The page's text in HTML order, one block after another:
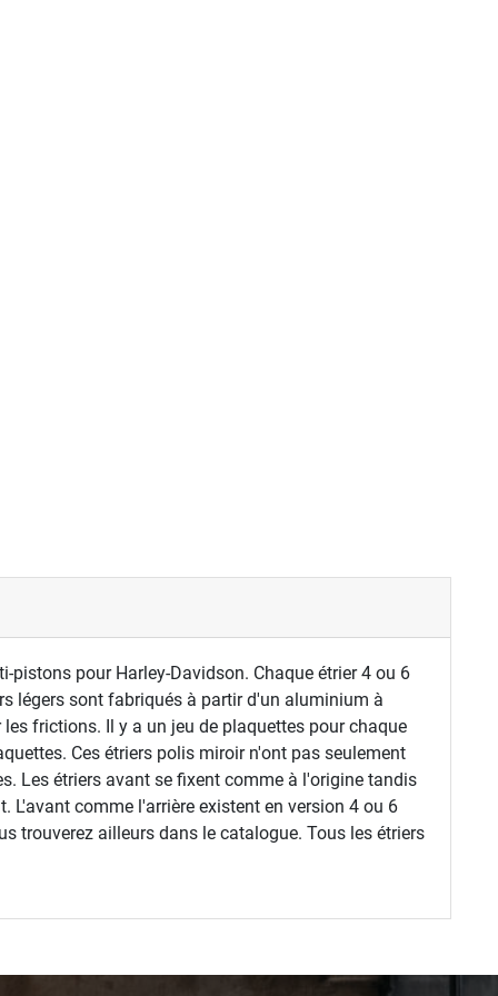
pistons pour Harley-Davidson. Chaque étrier 4 ou 6
légers sont fabriqués à partir d'un aluminium à
frictions. Il y a un jeu de plaquettes pour chaque
Ces étriers polis miroir n'ont pas seulement
Les étriers avant se fixent comme à l'origine tandis
L'avant comme l'arrière existent en version 4 ou 6
trouverez ailleurs dans le catalogue. Tous les étriers